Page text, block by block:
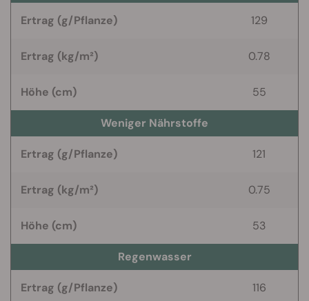
Ertrag (g/Pflanze) 129
Ertrag (kg/m²) 0.78
Höhe (cm) 55
Weniger Nährstoffe
Ertrag (g/Pflanze) 121
Ertrag (kg/m²) 0.75
Höhe (cm) 53
Regenwasser
Ertrag (g/Pflanze) 116